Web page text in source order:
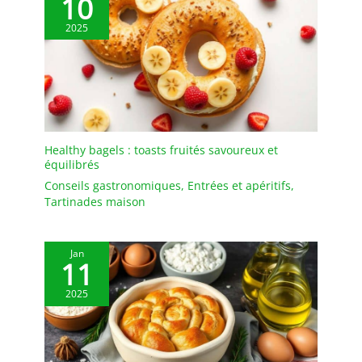
les fissures. Design
élégant : Ces Moules à
soufflé en porcelaine au
style blanc classique sont
simples et raffinés,
s’accordant parfaitement
avec toute vaisselle et
décoration de table. Les
parois présentent une
une meilleure prise en
rangement gain de place
et une cuisine bien
organisée. Faciles à
nettoyer : La surface lisse
et émaillée de ces
Ramequin Creme Brulee
est antiadhésive, ce qui
10
2025
Healthy bagels : toasts fruités savoureux et
équilibrés
Conseils gastronomiques, Entrées et apéritifs,
Tartinades maison
Jan
11
2025